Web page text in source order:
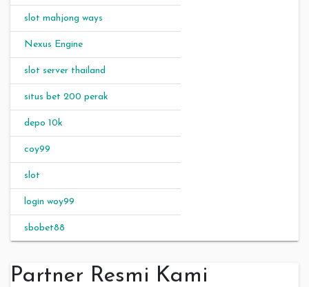
slot mahjong ways
Nexus Engine
slot server thailand
situs bet 200 perak
depo 10k
coy99
slot
login woy99
sbobet88
Partner Resmi Kami